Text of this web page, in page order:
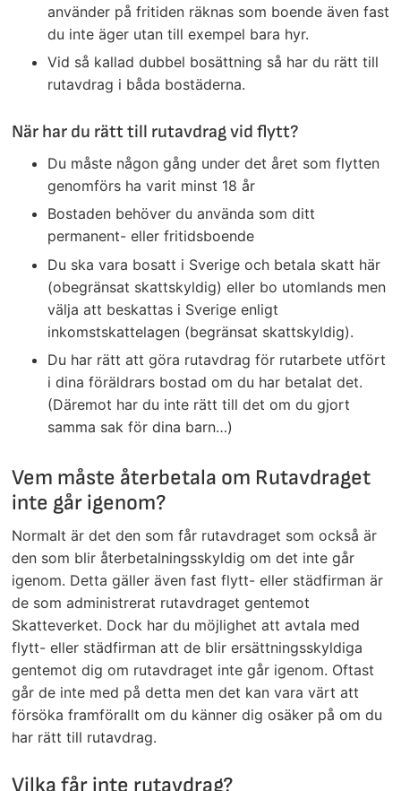
använder på fritiden räknas som boende även fast
du inte äger utan till exempel bara hyr.
Vid så kallad dubbel bosättning så har du rätt till
rutavdrag i båda bostäderna.
När har du rätt till rutavdrag vid flytt?
Du måste någon gång under det året som flytten
genomförs ha varit minst 18 år
Bostaden behöver du använda som ditt
permanent- eller fritidsboende
Du ska vara bosatt i Sverige och betala skatt här
(obegränsat skattskyldig) eller bo utomlands men
välja att beskattas i Sverige enligt
inkomstskattelagen (begränsat skattskyldig).
Du har rätt att göra rutavdrag för rutarbete utfört
i dina föräldrars bostad om du har betalat det.
(Däremot har du inte rätt till det om du gjort
samma sak för dina barn…)
Vem måste återbetala om Rutavdraget
inte går igenom?
Normalt är det den som får rutavdraget som också är
den som blir återbetalningsskyldig om det inte går
igenom. Detta gäller även fast flytt- eller städfirman är
de som administrerat rutavdraget gentemot
Skatteverket. Dock har du möjlighet att avtala med
flytt- eller städfirman att de blir ersättningsskyldiga
gentemot dig om rutavdraget inte går igenom. Oftast
går de inte med på detta men det kan vara värt att
försöka framförallt om du känner dig osäker på om du
har rätt till rutavdrag.
Vilka får inte rutavdrag?